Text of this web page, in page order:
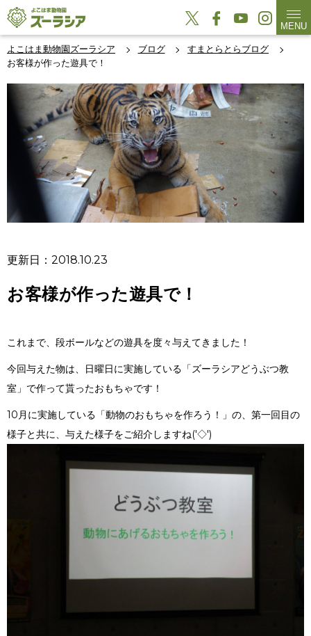
MENU
よこはま動物園ズーラシア ブログ
すまとらとらブログ
お客様が作った遊具で！
更新日：2018.10.23
お客様が作った遊具で！
これまで、段ボールなどの遊具を度々与えてきました！
今回与えた物は、日曜日に実施している「ズーラシアどうぶつ教
室」で作って貰ったおもちゃです！
10月に実施している「動物のおもちゃを作ろう！」の、第一回目の
様子と共に、与えた様子をご紹介しますね('◇')ゞ